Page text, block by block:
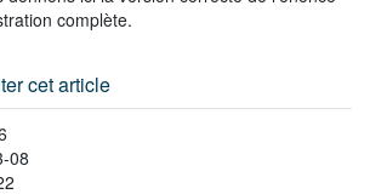
complète.
cet article
08